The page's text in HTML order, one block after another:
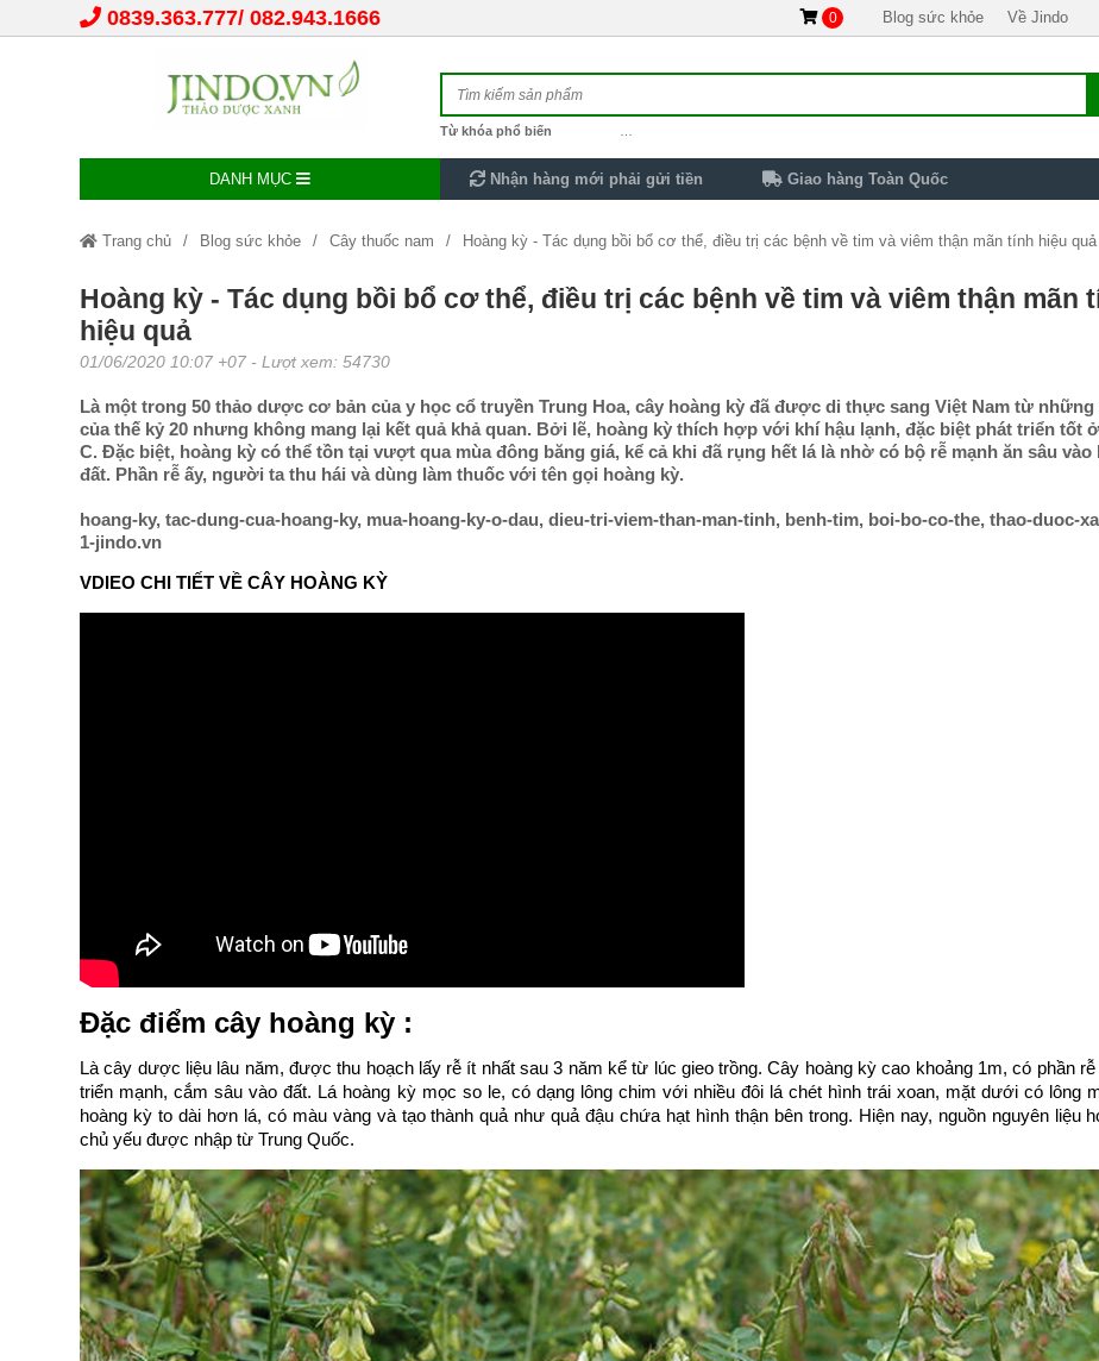
0839.363.777 082.943.1666 0 Blog sức khỏe Về Jindo
Từ khóa phổ biến
DANH MỤC Nhận hàng mới phải gửi tiền Giao hàng Toàn Quốc
Trang chủ Blog sức khỏe Cây thuốc nam Hoàng kỳ - Tác dụng bồi bổ cơ thể, điều trị các bệnh về tim và viêm thận mãn tính hiệu quả
Hoàng kỳ - Tác dụng bồi bổ cơ thể, điều trị các bệnh về tim và viêm thận mãn
hiệu quả
01/06/2020 10:07 +07 - Lượt xem: 54730
Là một trong 50 thảo dược cơ bản của y học cổ truyền Trung Hoa, cây hoàng kỳ đã được di thực sang Việt Nam từ những
của thế kỷ 20 nhưng không mang lại kết quả khả quan. Bởi lẽ, hoàng kỳ thích hợp với khí hậu lạnh, đặc biệt phát triển tốt
C. Đặc biệt, hoàng kỳ có thể tồn tại vượt qua mùa đông băng giá, kể cả khi đã rụng hết lá là nhờ có bộ rễ mạnh ăn sâu vào
đất. Phần rễ ấy, người ta thu hái và dùng làm thuốc với tên gọi hoàng kỳ.
hoang-ky, tac-dung-cua-hoang-ky, mua-hoang-ky-o-dau, dieu-tri-viem-than-man-tinh, benh-tim, boi-bo-co-the, thao-duoc-
1-jindo.vn
VDIEO CHI TIẾT VỀ CÂY HOÀNG KỲ
Đặc điểm cây hoàng kỳ :
Là cây dược liệu lâu năm, được thu hoạch lấy rễ ít nhất sau 3 năm kể từ lúc gieo trồng. Cây hoàng kỳ cao khoảng 1m, có phần rễ
triển mạnh, cắm sâu vào đất. Lá hoàng kỳ mọc so le, có dạng lông chim với nhiều đôi lá chét hình trái xoan, mặt dưới có lông
hoàng kỳ to dài hơn lá, có màu vàng và tạo thành quả như quả đậu chứa hạt hình thận bên trong. Hiện nay, nguồn nguyên liệu
chủ yếu được nhập từ Trung Quốc.